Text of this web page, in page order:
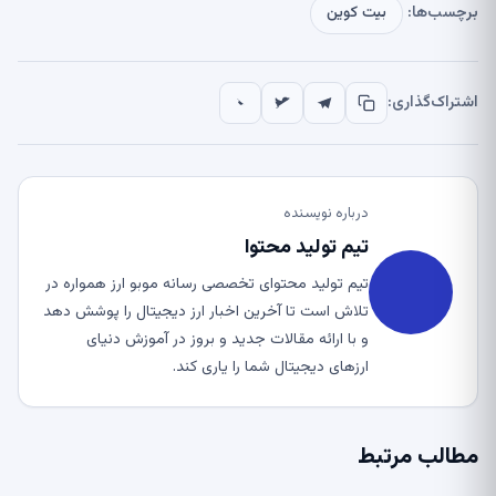
برچسب‌ها: بیت کوین
اشتراک‌گذاری:
درباره نویسنده
تیم تولید محتوا
تیم تولید محتوای تخصصی رسانه موبو ارز همواره در
تلاش است تا آخرین اخبار ارز دیجیتال را پوشش دهد
و با ارائه مقالات جدید و بروز در آموزش دنیای
ارزهای دیجیتال شما را یاری کند.
مطالب مرتبط